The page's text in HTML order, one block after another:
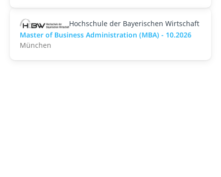
Hochschule der Bayerischen Wirtschaft
Master of Business Administration (MBA) - 10.2026
München